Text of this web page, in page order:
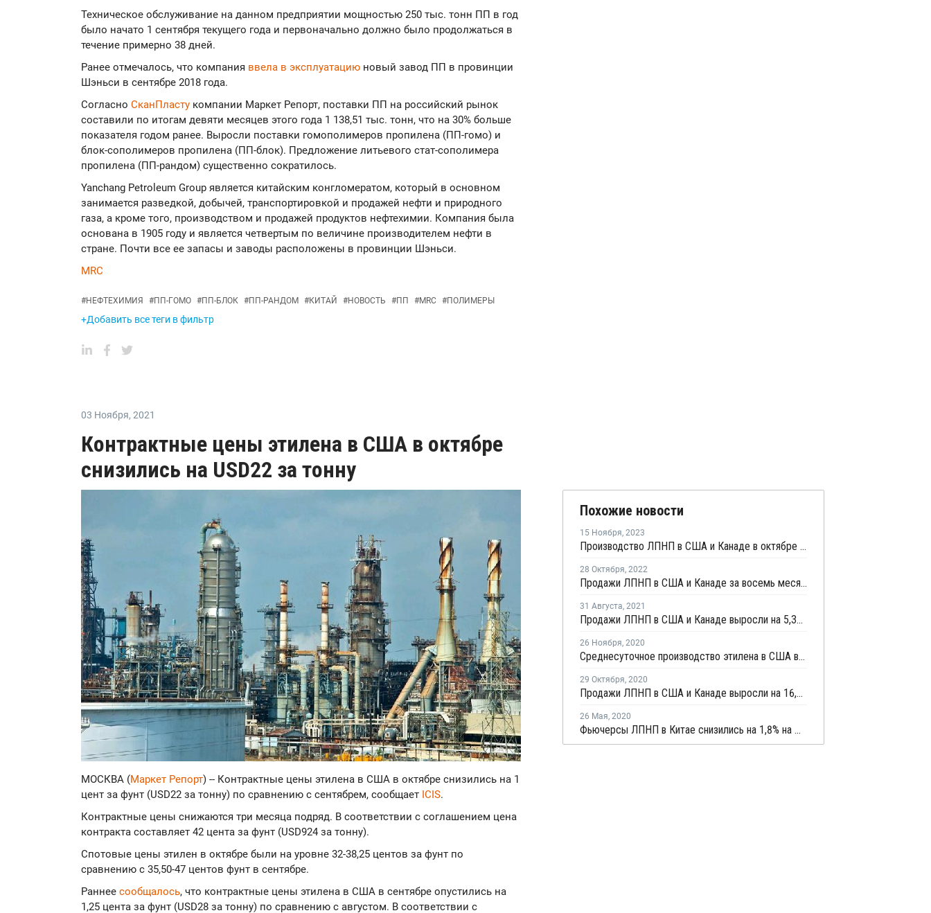
Техническое обслуживание на данном предприятии мощностью 250 тыс. тонн ПП в год
было начато 1 сентября текущего года и первоначально должно было продолжаться в
течение примерно 38 дней.
Ранее отмечалось, что компания ввела в эксплуатацию новый завод ПП в провинции
Шэньси в сентябре 2018 года.
Согласно СканПласту компании Маркет Репорт, поставки ПП на российский рынок
составили по итогам девяти месяцев этого года 1 138,51 тыс. тонн, что на 30% больше
показателя годом ранее. Выросли поставки гомополимеров пропилена (ПП-гомо) и
блок-сополимеров пропилена (ПП-блок). Предложение литьевого стат-сополимера
пропилена (ПП-рандом) существенно сократилось.
Yanchang Petroleum Group является китайским конгломератом, который в основном
занимается разведкой, добычей, транспортировкой и продажей нефти и природного
газа, а кроме того, производством и продажей продуктов нефтехимии. Компания была
основана в 1905 году и является четвертым по величине производителем нефти в
стране. Почти все ее запасы и заводы расположены в провинции Шэньси.
MRC
#НЕФТЕХИМИЯ #ПП-ГОМО #ПП-БЛОК #ПП-РАНДОМ #КИТАЙ #НОВОСТЬ #ПП #MRC #ПОЛИМЕРЫ
+Добавить все теги в фильтр
03 Ноября, 2021
Контрактные цены этилена в США в октябре
снизились на USD22 за тонну
МОСКВА (Маркет Репорт) -- Контрактные цены этилена в США в октябре снизились на 1
цент за фунт (USD22 за тонну) по сравнению с сентябрем, сообщает ICIS.
Контрактные цены снижаются три месяца подряд. В соответствии с соглашением цена
контракта составляет 42 цента за фунт (USD924 за тонну).
Спотовые цены этилен в октябре были на уровне 32-38,25 центов за фунт по
сравнению с 35,50-47 центов фунт в сентябре.
Раннее сообщалось, что контрактные цены этилена в США в сентябре опустились на
1,25 цента за фунт (USD28 за тонну) по сравнению с августом. В соответствии с
Похожие новости
15 Ноября, 2023
Производство ЛПНП в США и Канаде в октябре выросло на 7%
28 Октября, 2022
Продажи ЛПНП в США и Канаде за восемь месяцев выросли на 6%
31 Августа, 2021
Продажи ЛПНП в США и Канаде выросли на 5,3% за семь месяцев
26 Ноября, 2020
Среднесуточное производство этилена в США в сентябре выросло на 8,1%
29 Октября, 2020
Продажи ЛПНП в США и Канаде выросли на 16,1% за девять месяцев
26 Мая, 2020
Фьючерсы ЛПНП в Китае снизились на 1,8% на фоне понижательных рыночных настроений